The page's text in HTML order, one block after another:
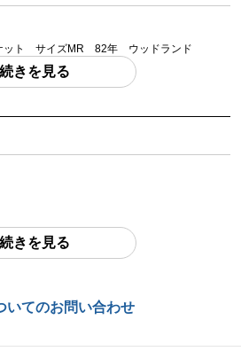
ット サイズMR 82年 ウッドランド
いるものが全てです。 （撮影、運搬備品は除
レあり）
メージがありホツレやダメージがあります。
ください。
お読み頂き、ご同意の上でご購入下さい
続きを見る
2F
続きを見る
いてのお問い合わせ